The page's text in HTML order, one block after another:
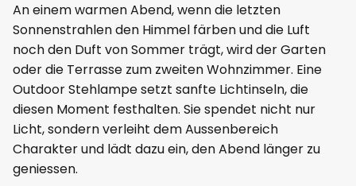
An einem warmen Abend, wenn die letzten
Sonnenstrahlen den Himmel färben und die Luft
noch den Duft von Sommer trägt, wird der Garten
oder die Terrasse zum zweiten Wohnzimmer. Eine
Outdoor Stehlampe setzt sanfte Lichtinseln, die
diesen Moment festhalten. Sie spendet nicht nur
Licht, sondern verleiht dem Aussenbereich
Charakter und lädt dazu ein, den Abend länger zu
geniessen.